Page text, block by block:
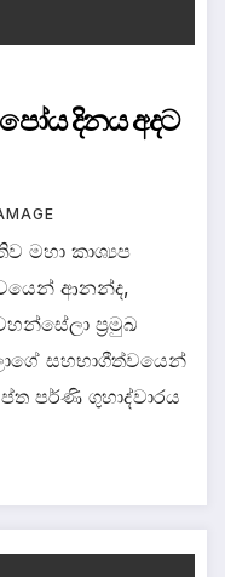
දිනය අදට
මහා කාශ්‍යප
ආනන්ද,
ප්‍රමුඛ
සහභාගීත්වයෙන්
පර්ණි ගුහාද්වාරය